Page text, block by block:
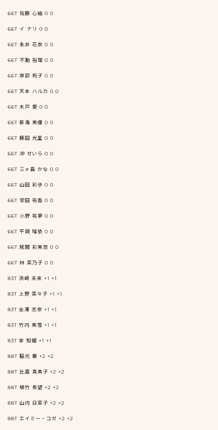
66T 佐藤 心結 0 0
66T イ ナリ 0 0
66T 永井 花奈 0 0
66T 不動 裕理 0 0
66T 岸部 桃子 0 0
66T 天本 ハルカ 0 0
66T 木戸 愛 0 0
66T 新海 美優 0 0
66T 藤田 光里 0 0
66T 沖 せいら 0 0
66T 三ヶ島 かな 0 0
66T 山田 彩歩 0 0
66T 安田 祐香 0 0
66T 小野 祐夢 0 0
66T 平岡 瑠依 0 0
66T 尾関 彩美悠 0 0
66T 林 菜乃子 0 0
83T 浜崎 未来 +1 +1
83T 上野 菜々子 +1 +1
83T 金澤 志奈 +1 +1
83T 竹内 美雪 +1 +1
83T 李 知姫 +1 +1
88T 脇元 華 +2 +2
88T 比嘉 真美子 +2 +2
88T 植竹 希望 +2 +2
88T 山内 日菜子 +2 +2
88T エイミー・コガ +2 +2